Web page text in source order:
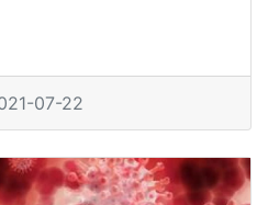
07-22